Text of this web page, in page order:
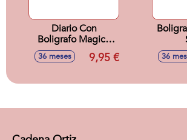
Diario Con
Boligrafo Magico
Stitch
36 meses 9,95 € 36